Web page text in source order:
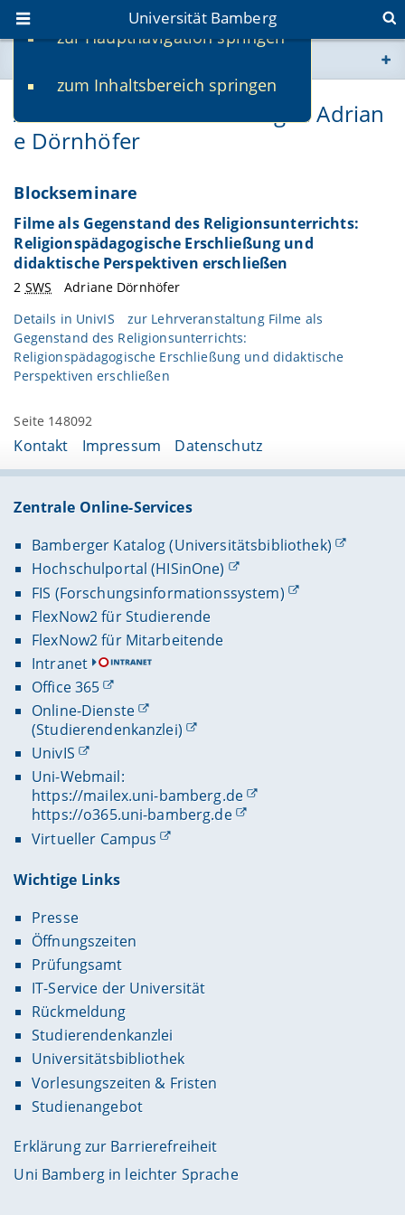
zur Hauptnavigation springen
zum Inhaltsbereich springen
Universität Bamberg
www.uni-bamberg.de
univis.uni-bamberg.de
fis.uni-bamberg.de
Aktuelle Lehrveranstaltungen Adrian
e Dörnhöfer
Blockseminare
Filme als Gegenstand des Religionsunterrichts:
Religionspädagogische Erschließung und
didaktische Perspektiven erschließen
2 SWS
Adriane Dörnhöfer
Details in UnivIS
zur Lehrveranstaltung Filme als
Gegenstand des Religionsunterrichts:
Religionspädagogische Erschließung und didaktische
Perspektiven erschließen
Seite 148092
Kontakt Impressum Datenschutz
Zentrale Online-Services
Bamberger Katalog (Universitätsbibliothek)
Hochschulportal (HISinOne)
FIS (Forschungsinformationssystem)
FlexNow2 für Studierende
FlexNow2 für Mitarbeitende
Intranet
Office 365
Online-Dienste
(Studierendenkanzlei)
UnivIS
Uni-Webmail:
https://mailex.uni-bamberg.de
https://o365.uni-bamberg.de
Virtueller Campus
Wichtige Links
Presse
Öffnungszeiten
Prüfungsamt
IT-Service der Universität
Rückmeldung
Studierendenkanzlei
Universitätsbibliothek
Vorlesungszeiten & Fristen
Studienangebot
Erklärung zur Barrierefreiheit
Uni Bamberg in leichter Sprache